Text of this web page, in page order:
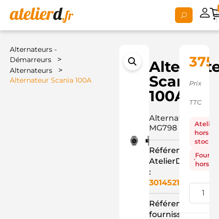
Alternateurs -
Démarreurs
>
Alternateurs >
Alternateur Scania 100A
Scania
100A
Alternateur
MG798
Référence
AtelierD
:
3014521
Référence
fournisseur
Prix
TTC
Atelier
hors
stock
hors